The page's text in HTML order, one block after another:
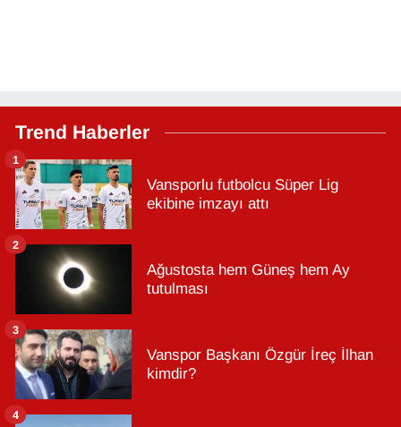
Trend Haberler
Vansporlu futbolcu Süper Lig
ekibine imzayı attı
1
Ağustosta hem Güneş hem Ay
tutulması
2
Vanspor Başkanı Özgür İreç İlhan
kimdir?
3
4